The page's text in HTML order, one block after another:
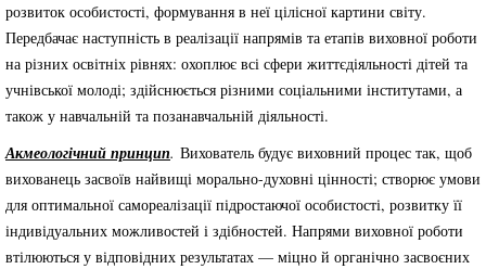
розвиток особистості, формування в неї цілісної картини світу.
Передбачає наступність в реалізації напрямів та етапів виховної роботи
на різних освітніх рівнях: охоплює всі сфери життєдіяльності дітей та
учнівської молоді; здійснюється різними соціальними інститутами, а
також у навчальній та позанавчальній діяльності.
Акмеологічний принцип. Вихователь будує виховний процес так, щоб
вихованець засвоїв найвищі морально-духовні цінності; створює умови
для оптимальної самореалізації підростаючої особистості, розвитку її
індивідуальних можливостей і здібностей. Напрями виховної роботи
втілюються у відповідних результатах — міцно й органічно засвоєних